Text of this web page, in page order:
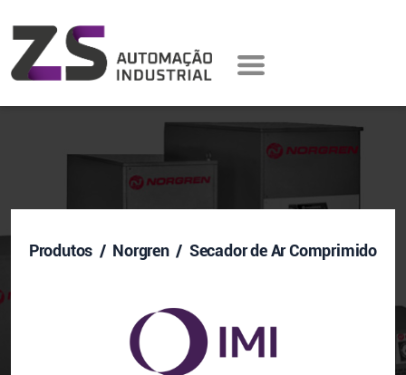
Produtos / Norgren / Secador de Ar Comprimido